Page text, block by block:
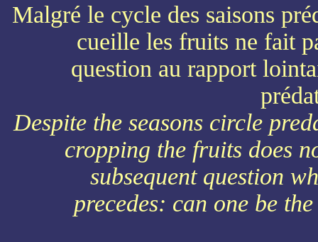
Malgré le cycle des saisons
cueille les fruits ne fait
question au rapport
Despite the seasons circle
cropping the fruits does
subsequent question
precedes: can one be